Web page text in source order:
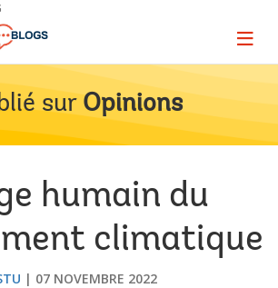
Page
sur Opinions
humain du
climatique
07 NOVEMBRE 2022